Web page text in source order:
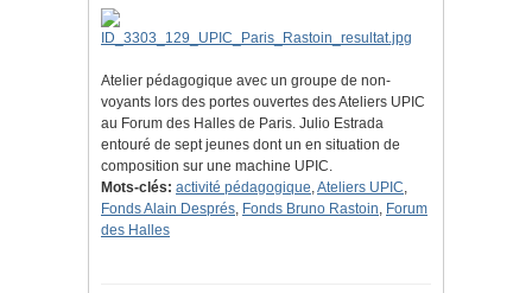
Atelier pédagogique avec un groupe de non-
voyants lors des portes ouvertes des Ateliers UPIC
au Forum des Halles de Paris. Julio Estrada
entouré de sept jeunes dont un en situation de
composition sur une machine UPIC.
Mots-clés: activité pédagogique,Ateliers UPIC,
Fonds Alain Després, Fonds Bruno Rastoin, Forum
des Halles